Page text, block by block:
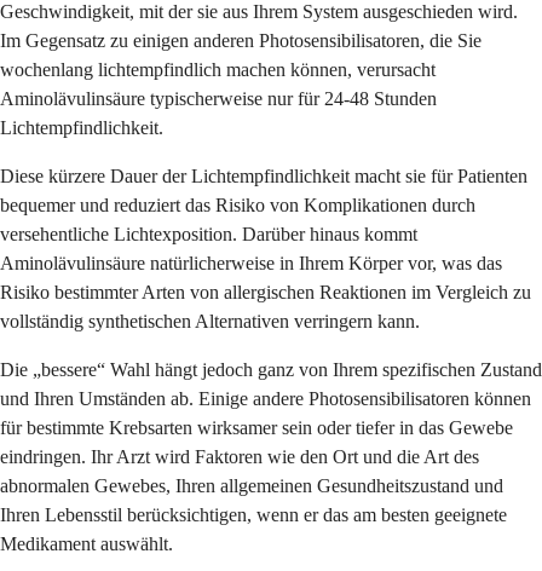
Geschwindigkeit, mit der sie aus Ihrem System ausgeschieden wird.
Im Gegensatz zu einigen anderen Photosensibilisatoren, die Sie
wochenlang lichtempfindlich machen können, verursacht
Aminolävulinsäure typischerweise nur für 24-48 Stunden
Lichtempfindlichkeit.
Diese kürzere Dauer der Lichtempfindlichkeit macht sie für Patienten
bequemer und reduziert das Risiko von Komplikationen durch
versehentliche Lichtexposition. Darüber hinaus kommt
Aminolävulinsäure natürlicherweise in Ihrem Körper vor, was das
Risiko bestimmter Arten von allergischen Reaktionen im Vergleich zu
vollständig synthetischen Alternativen verringern kann.
Die „bessere“ Wahl hängt jedoch ganz von Ihrem spezifischen Zustand
und Ihren Umständen ab. Einige andere Photosensibilisatoren können
für bestimmte Krebsarten wirksamer sein oder tiefer in das Gewebe
eindringen. Ihr Arzt wird Faktoren wie den Ort und die Art des
abnormalen Gewebes, Ihren allgemeinen Gesundheitszustand und
Ihren Lebensstil berücksichtigen, wenn er das am besten geeignete
Medikament auswählt.